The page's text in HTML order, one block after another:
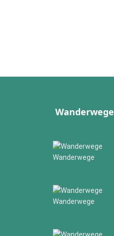
Wanderwege
Wanderwege
Wanderwege